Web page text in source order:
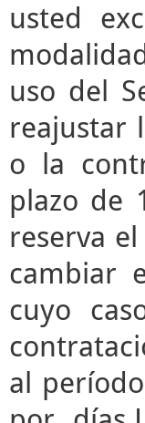
usted
uso del
reajustar
o la
plazo de
reserva
cambiar
cuyo
al